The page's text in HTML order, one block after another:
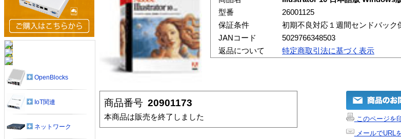
型番
26001125
保証条件
初期不良対応１週間センドバック
JANコード
5029766348503
返品について
特定商取引法に基づく表示
商品番号 20901173
本商品は販売を終了しました
このページを
メールでURL
OpenBlocks
IoT関連
ネットワーク